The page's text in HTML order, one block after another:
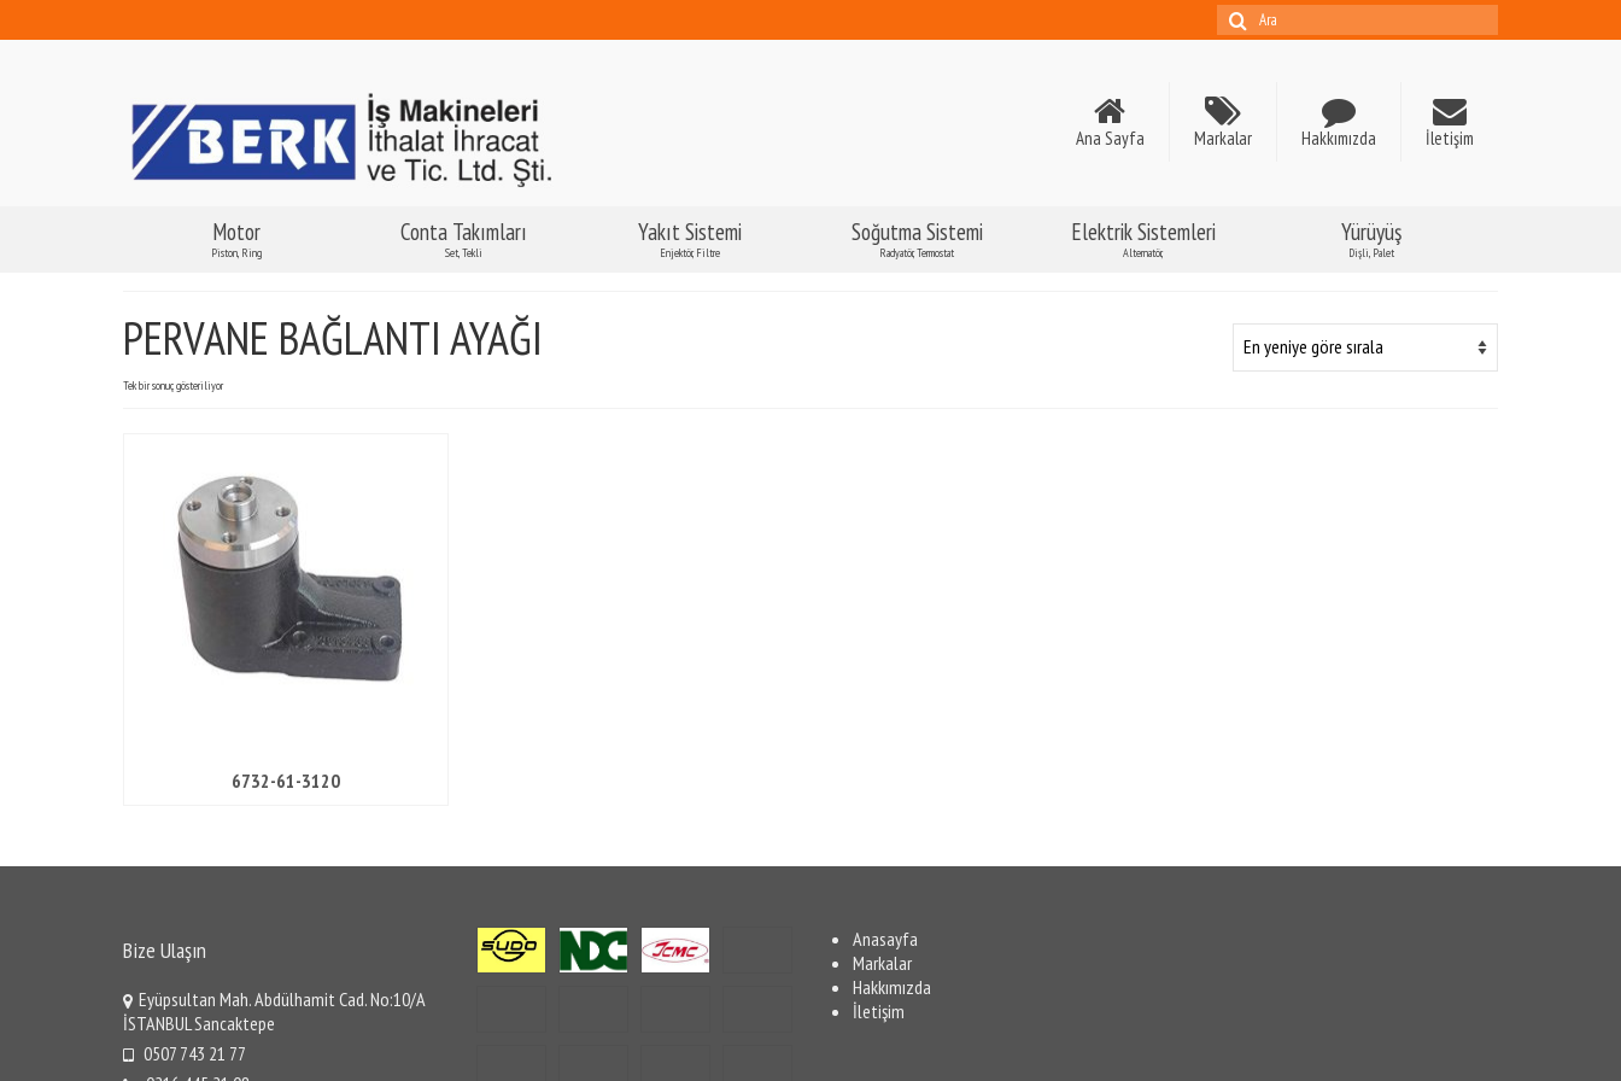
Şunu
ara:
Ana Sayfa Markalar Hakkımızda İletişim
Motor
Piston, Ring
Conta Takımları
Set, Tekli
Yakıt Sistemi
Enjektör, Filtre
Soğutma Sistemi
Radyatör, Termostat
Elektrik Sistemleri
Alternatör,
Yürüyüş
Dişli, Palet
PERVANE BAĞLANTI AYAĞI
Tek bir sonuç gösteriliyor
6732-61-3120
Bize Ulaşın
Eyüpsultan Mah. Abdülhamit Cad. No:10/A
İSTANBUL Sancaktepe
0507 743 21 77
Anasayfa
Markalar
Hakkımızda
İletişim